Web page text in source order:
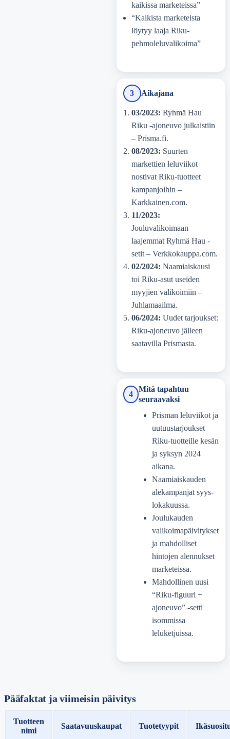
kaikissa marketeissa”
“Kaikista marketeista
löytyy laaja Riku-
pehmoleluvalikoima”
3 Aikajana
03/2023: Ryhmä Hau
Riku -ajoneuvo julkaistiin
– Prisma.fi.
08/2023: Suurten
markettien leluviikot
nostivat Riku-tuotteet
kampanjoihin –
Karkkainen.com.
11/2023:
Jouluvalikoimaan
laajemmat Ryhmä Hau -
setit – Verkkokauppa.com.
02/2024: Naamiaiskausi
toi Riku-asut useiden
myyjien valikoimiin –
Juhlamaailma.
06/2024: Uudet tarjoukset:
Riku-ajoneuvo jälleen
saatavilla Prismasta.
4
Mitä tapahtuu
seuraavaksi
Prisman leluviikot ja
uutuustarjoukset
Riku-tuotteille kesän
ja syksyn 2024
aikana.
Naamiaiskauden
alekampanjat syys-
lokakuussa.
Joulukauden
valikoimapäivitykset
ja mahdolliset
hintojen alennukset
marketeissa.
Mahdollinen uusi
“Riku-figuuri +
ajoneuvo” -setti
isommissa
leluketjuissa.
Pääfaktat ja viimeisin päivitys
Tuotteen
nimi
Saatavuuskaupat Tuotetyypit